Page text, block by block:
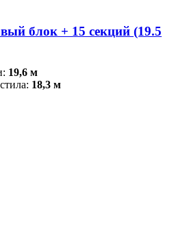
блок + 15 секций (19.5
19,6 м
18,3 м